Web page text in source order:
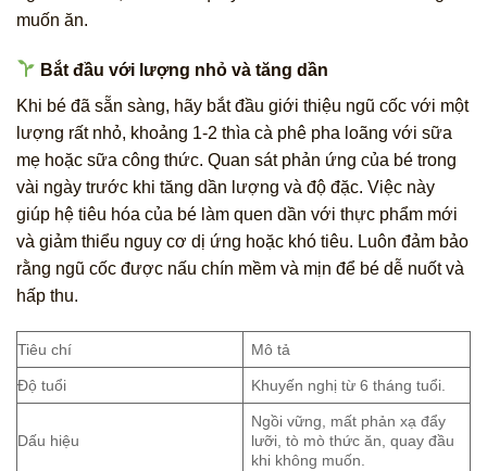
muốn ăn.
Bắt đầu với lượng nhỏ và tăng dần
Khi bé đã sẵn sàng, hãy bắt đầu giới thiệu ngũ cốc với một
lượng rất nhỏ, khoảng 1-2 thìa cà phê pha loãng với sữa
mẹ hoặc sữa công thức. Quan sát phản ứng của bé trong
vài ngày trước khi tăng dần lượng và độ đặc. Việc này
giúp hệ tiêu hóa của bé làm quen dần với thực phẩm mới
và giảm thiểu nguy cơ dị ứng hoặc khó tiêu. Luôn đảm bảo
rằng ngũ cốc được nấu chín mềm và mịn để bé dễ nuốt và
hấp thu.
Tiêu chí Mô tả
Độ tuổi Khuyến nghị từ 6 tháng tuổi.
Dấu hiệu
Ngồi vững, mất phản xạ đẩy
lưỡi, tò mò thức ăn, quay đầu
khi không muốn.